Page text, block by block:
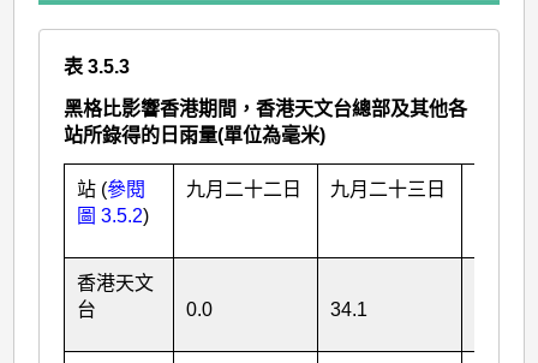
表 3.5.3
黑格比影響香港期間，香港天文台總部及其他各
站所錄得的日雨量(單位為毫米)
站 (參閱
圖 3.5.2)
九月二十二日 九月二十三日
香港天文
台
0.0 34.1